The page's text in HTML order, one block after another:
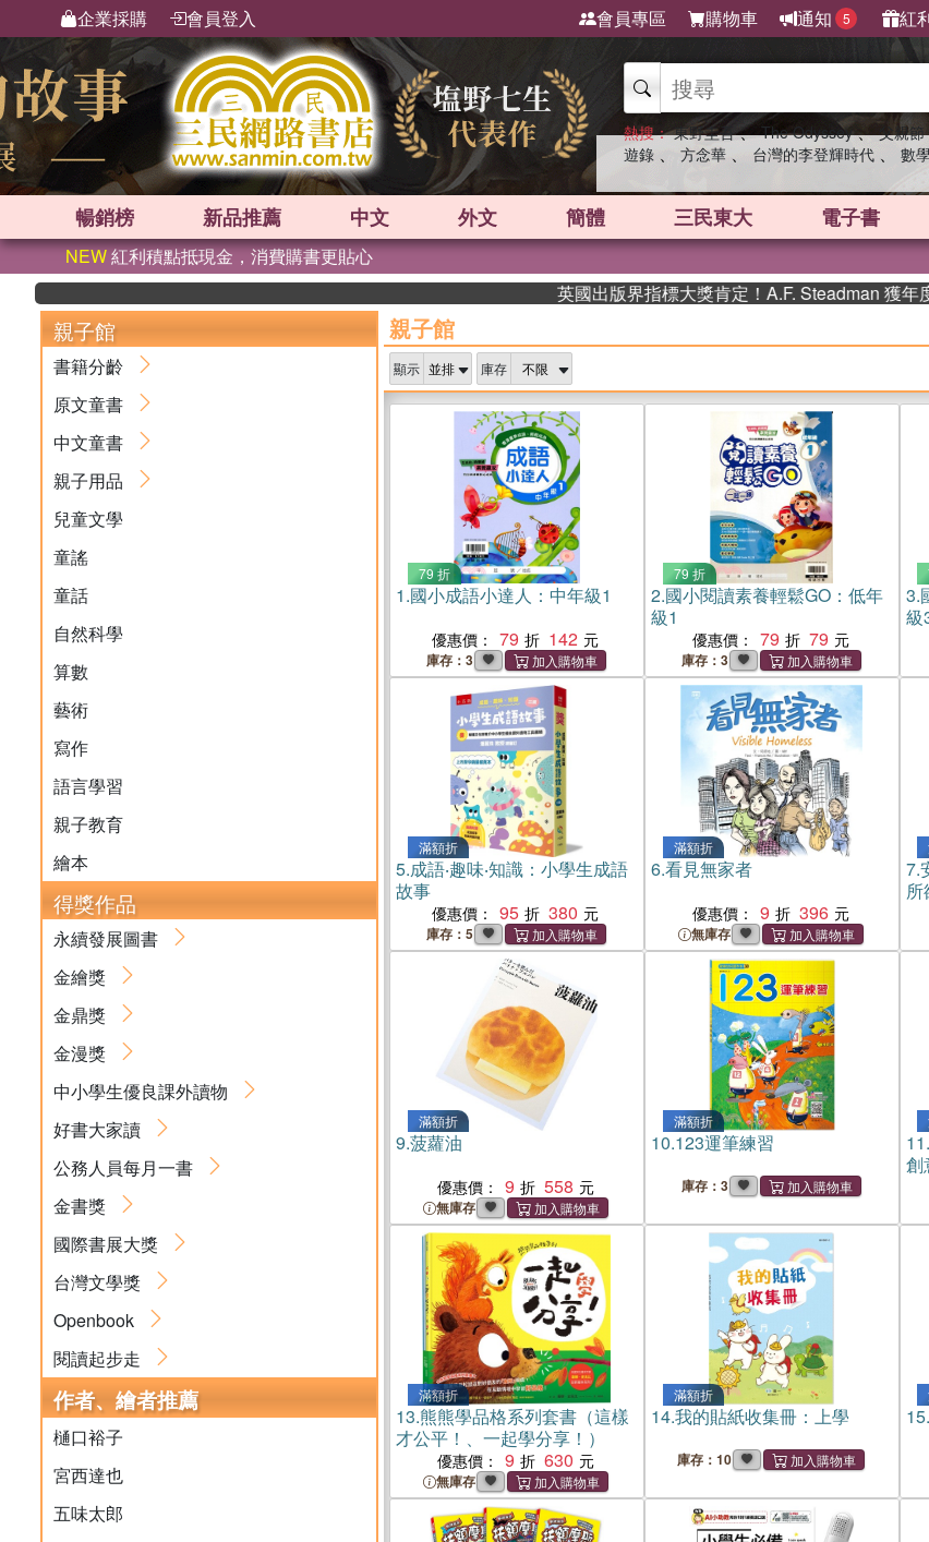
企業採購 會員登入 會員專區 購物車 通知 5 紅
熱搜： 東野圭吾 、 The Odyssey 、 父親節
遊錄 、 方念華 、 台灣的李登輝時代 、 數
暢銷榜 新品推薦 中文 外文 簡體 三民東大 電子書
NEW紅利積點抵現金，消費購書更貼心
英國出版界指標大獎肯定！A.F. Steadman 獲年度作家，《
親子館
書籍分齡
原文童書
中文童書
親子用品
兒童文學
童謠
童話
自然科學
算數
藝術
寫作
語言學習
親子教育
繪本
得獎作品
永續發展圖書
金繪獎
金鼎獎
金漫獎
中小學生優良課外讀物
好書大家讀
公務人員每月一書
金書獎
國際書展大獎
台灣文學獎
Openbook
閱讀起步走
作者、繪者推薦
樋口裕子
宮西達也
五味太郎
親子館
顯示 庫存
79 折
1.國小成語小達人：中年級1
優惠價： 79 142
庫存：3
79 折
2.國小閱讀素養輕鬆GO：低年
級1
優惠價： 79 79
庫存：3
3.
級
滿額折
5.成語‧趣味‧知識：小學生成語
故事
優惠價： 95 380
庫存：5
滿額折
6.看見無家者
優惠價： 9 396
無庫存
7.
所
滿額折
9.菠蘿油
優惠價： 9 558
無庫存
滿額折
10.123運筆練習
庫存：3
11.
創
滿額折
13.熊熊學品格系列套書（這樣
才公平！、一起學分享！）
優惠價： 9 630
無庫存
滿額折
14.我的貼紙收集冊：上學
庫存：10
15.